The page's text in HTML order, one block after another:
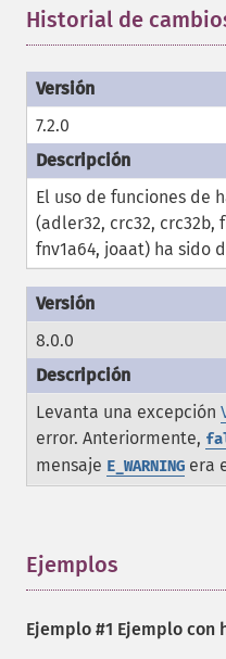
Historial de
7.2.0
El uso de funciones de
(adler32, crc32, crc32b,
fnv1a64, joaat) ha sido
8.0.0
Levanta una excepción
error. Anteriormente,
mensaje E_WARNING era
Ejemplos
Ejemplo #1 Ejemplo con